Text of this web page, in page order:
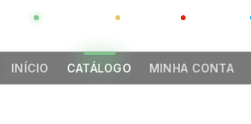
GLOBAL CHINA
INÍCIO CATÁLOGO MINHA CONTA